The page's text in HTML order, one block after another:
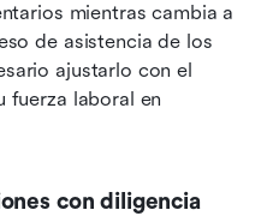
mientras cambia a
de asistencia de los
ajustarlo con el
fuerza laboral en
con diligencia